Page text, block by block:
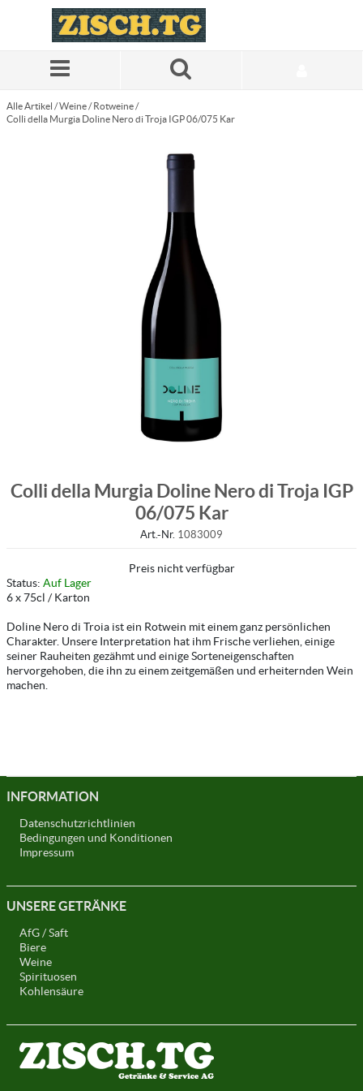
Zum Hauptinhalt springen
Alle Artikel /Weine / Rotweine /
Colli della Murgia Doline Nero di Troja IGP 06/075 Kar
Colli della Murgia Doline Nero di Troja IGP
06/075 Kar
Art.-Nr. 1083009
Preis nicht verfügbar
Status: Auf Lager
6 x 75cl / Karton
Doline Nero di Troia ist ein Rotwein mit einem ganz persönlichen
Charakter. Unsere Interpretation hat ihm Frische verliehen, einige
seiner Rauheiten gezähmt und einige Sorteneigenschaften
hervorgehoben, die ihn zu einem zeitgemäßen und erheiternden Wein
machen.
INFORMATION
Datenschutzrichtlinien
Bedingungen und Konditionen
Impressum
UNSERE GETRÄNKE
AfG / Saft
Biere
Weine
Spirituosen
Kohlensäure